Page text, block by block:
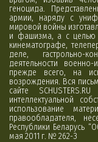
геноцида.
армии, наряду с
мировой войны
и фашизма, а с целью
кинематографе,
деле, гастрольно-
деятельности
прежде всего, на
возрождения. Вся
сайте
интеллектуальной
использование
правообладателя,
Республики Беларусь
мая 2011 г. № 262-З